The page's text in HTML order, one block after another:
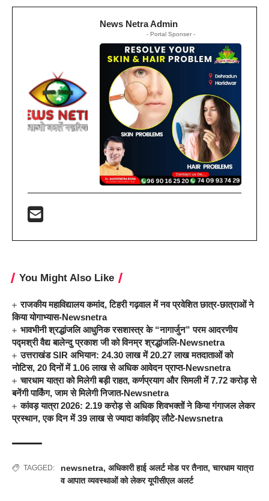
News Netra Admin
- Portal Sponser -
You Might Also Like
राजकीय महाविद्यालय कमांद, टिहरी गढ़वाल में नव प्रवेशित छात्र-छात्राओं ने
किया योगाभ्यास-Newsnetra
भावभीनी श्रद्धांजलि आधुनिक रसशास्त्र के “नागार्जुन” परम आदरणीय
पद्मश्री वैद्य बालेन्दु प्रकाश जी को विनम्र श्रद्धांजलि-Newsnetra
उत्तराखंड SIR अभियान: 24.30 लाख में 20.27 लाख मतदाताओं को
नोटिस, 20 दिनों में 1.06 लाख से अधिक आवेदन प्राप्त-Newsnetra
चारधाम यात्रा को मिलेगी बड़ी राहत, कर्णप्रयाग और सिमली में 7.72 करोड़ से
बनेंगी पार्किंग, जाम से मिलेगी निजात-Newsnetra
कांवड़ यात्रा 2026: 2.19 करोड़ से अधिक शिवभक्तों ने किया गंगाजल लेकर
प्रस्थान, एक दिन में 39 लाख से ज्यादा कांवड़िए लौटे-Newsnetra
TAGGED: newsnetra, अधिकारी हाई अलर्ट मोड पर तैनात,चारधाम यात्रा
व आपात व्यवस्थाओं को लेकर यूपीसीएल अलर्ट